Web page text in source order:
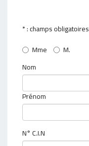
* : champs obligatoires
Mme
M.
Nom
Prénom
N° C.I.N